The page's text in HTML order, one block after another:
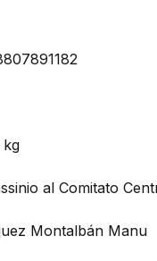
al Comitato
Montalbán Manu